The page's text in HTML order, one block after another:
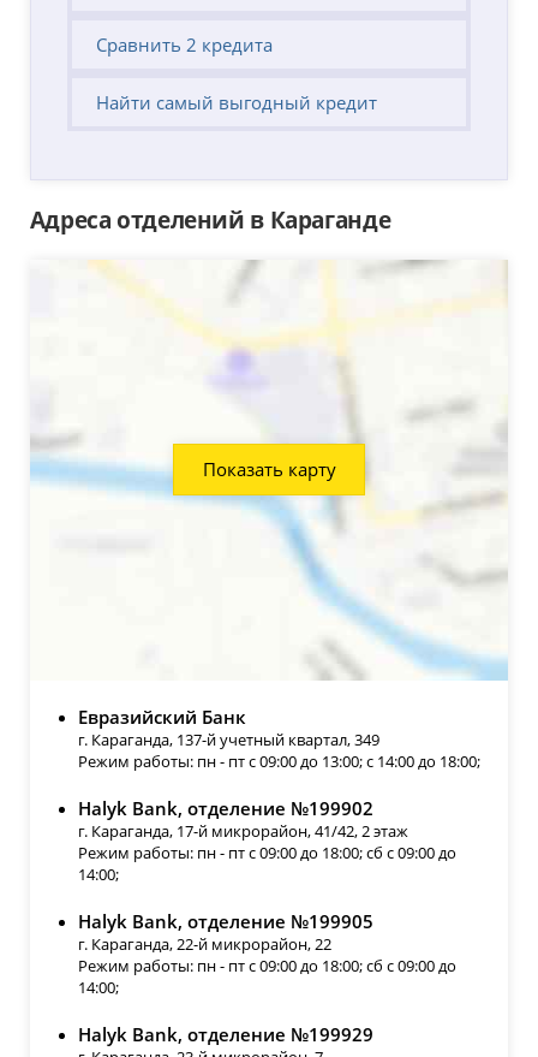
Сравнить 2 кредита
Найти самый выгодный кредит
Адреса отделений в Караганде
Евразийский Банк
г. Караганда, 137-й учетный квартал, 349
Режим работы: пн - пт с 09:00 до 13:00; с 14:00 до 18:00;
Halyk Bank, отделение №199902
г. Караганда, 17-й микрорайон, 41/42, 2 этаж
Режим работы: пн - пт с 09:00 до 18:00; сб с 09:00 до
14:00;
Halyk Bank, отделение №199905
г. Караганда, 22-й микрорайон, 22
Режим работы: пн - пт с 09:00 до 18:00; сб с 09:00 до
14:00;
Halyk Bank, отделение №199929
Показать карту